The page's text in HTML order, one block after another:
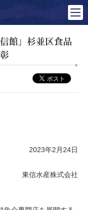
館」杉並区食品
2023年2月24日
東信水産株式会社